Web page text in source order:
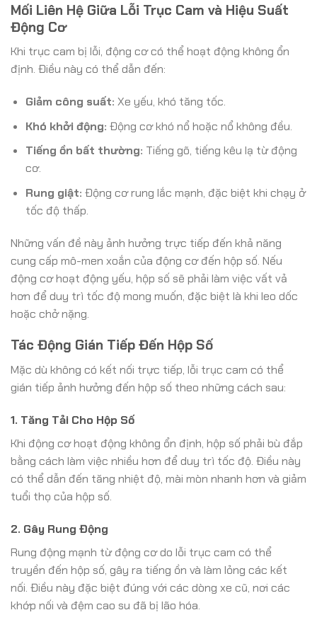
Mối Liên Hệ Giữa Lỗi Trục Cam và Hiệu Suất
Động Cơ
Khi trục cam bị lỗi, động cơ có thể hoạt động không ổn
định. Điều này có thể dẫn đến:
Giảm công suất: Xe yếu, khó tăng tốc.
Khó khởi động: Động cơ khó nổ hoặc nổ không đều.
Tiếng ồn bất thường: Tiếng gõ, tiếng kêu lạ từ động
cơ.
Rung giật: Động cơ rung lắc mạnh, đặc biệt khi chạy ở
tốc độ thấp.
Những vấn đề này ảnh hưởng trực tiếp đến khả năng
cung cấp mô-men xoắn của động cơ đến hộp số. Nếu
động cơ hoạt động yếu, hộp số sẽ phải làm việc vất vả
hơn để duy trì tốc độ mong muốn, đặc biệt là khi leo dốc
hoặc chở nặng.
Tác Động Gián Tiếp Đến Hộp Số
Mặc dù không có kết nối trực tiếp, lỗi trục cam có thể
gián tiếp ảnh hưởng đến hộp số theo những cách sau:
1. Tăng Tải Cho Hộp Số
Khi động cơ hoạt động không ổn định, hộp số phải bù đắp
bằng cách làm việc nhiều hơn để duy trì tốc độ. Điều này
có thể dẫn đến tăng nhiệt độ, mài mòn nhanh hơn và giảm
tuổi thọ của hộp số.
2. Gây Rung Động
Rung động mạnh từ động cơ do lỗi trục cam có thể
truyền đến hộp số, gây ra tiếng ồn và làm lỏng các kết
nối. Điều này đặc biệt đúng với các dòng xe cũ, nơi các
khớp nối và đệm cao su đã bị lão hóa.